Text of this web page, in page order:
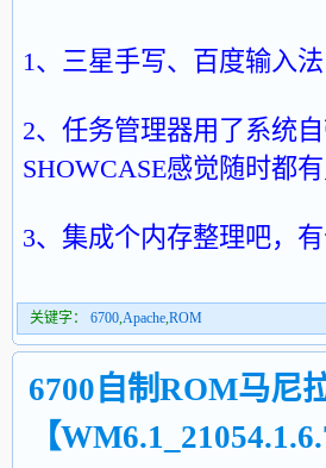
1、三星手写、百度输入法
2、任务管理器用了系统
SHOWCASE感觉随时都有
3、集成个内存整理吧
关键字： 6700,Apache,ROM
6700自制ROM马尼
【